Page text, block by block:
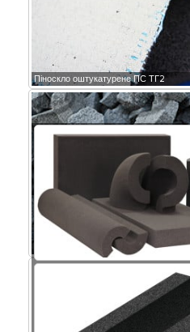
Піноскло оштукатурене ПС ТГ2
Крихта піноскла